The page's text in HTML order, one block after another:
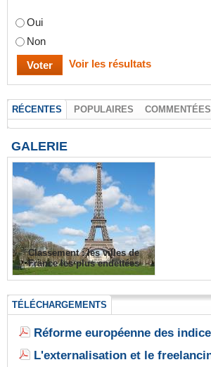
Oui
Non
Voir les résultats
RÉCENTES POPULAIRES COMMENTÉES
GALERIE
Classement : les villes de
France les plus endettées
TÉLÉCHARGEMENTS
Réforme européenne des
L'externalisation et le